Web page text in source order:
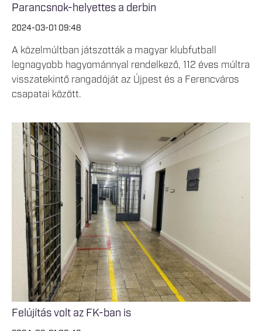
Parancsnok-helyettes a derbin
2024-03-01 09:48
A közelmúltban játszották a magyar klubfutball
legnagyobb hagyománnyal rendelkező, 112 éves múltra
visszatekintő rangadóját az Újpest és a Ferencváros
csapatai között.
Felújítás volt az FK-ban is